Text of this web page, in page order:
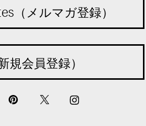
（メルマガ登録）
規会員登録）